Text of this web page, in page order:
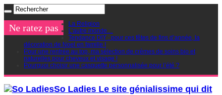
Ne ratez pas
La Religion
L’autre monde…
Tendance DIY : pour ces fêtes de fins d’année, la
décoration de Noel en famille !
Pour une rentrée au top, ma sélection de crèmes de soins bio et
naturelles pour cheveux et visage !
Pourquoi choisir une casquette personnalisée pour l’été ?
So Ladies Le site génialissime qui dit